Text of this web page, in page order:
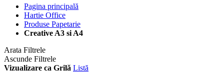
Pagina principală
Hartie Office
Produse Papetarie
Creative A3 si A4
Arata Filtrele
Ascunde Filtrele
Vizualizare ca Grilă Listă